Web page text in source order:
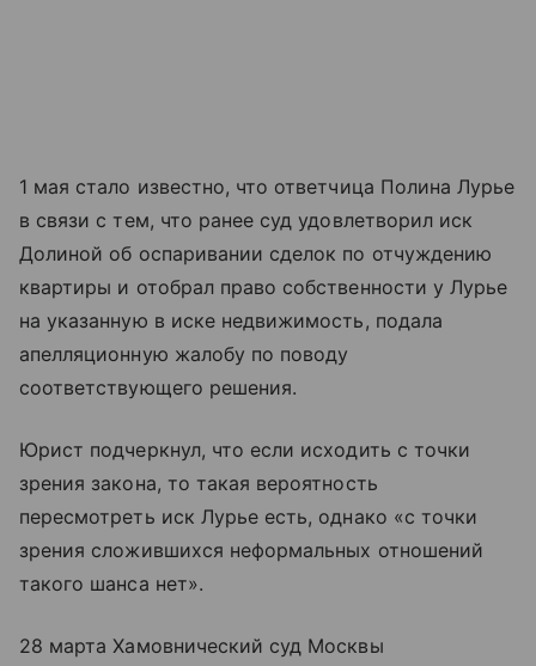
1 мая стало известно, что ответчица Полина Лурье
в связи с тем, что ранее суд удовлетворил иск
Долиной об оспаривании сделок по отчуждению
квартиры и отобрал право собственности у Лурье
на указанную в иске недвижимость, подала
апелляционную жалобу по поводу
соответствующего решения.
Юрист подчеркнул, что если исходить с точки
зрения закона, то такая вероятность
пересмотреть иск Лурье есть, однако «с точки
зрения сложившихся неформальных отношений
такого шанса нет».
28 марта Хамовнический суд Москвы